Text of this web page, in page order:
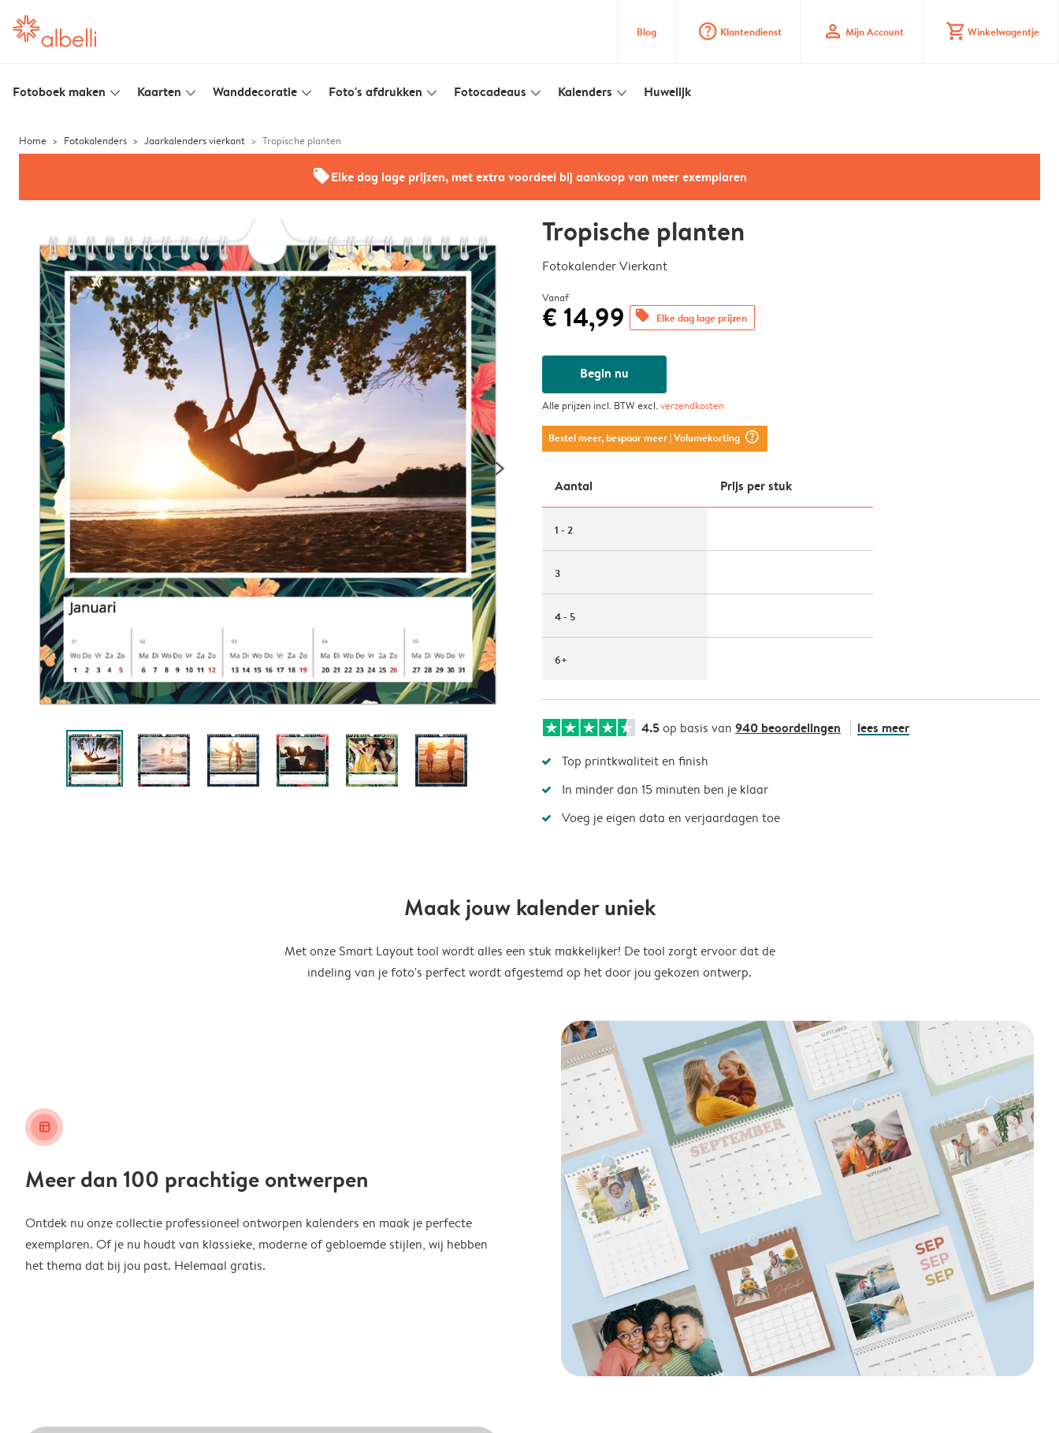
Blog question_mark_circle Klantendienst profile Mijn Account shopping_cart Winkelwagentje
Fotoboek maken slim_arrow_down Kaarten slim_arrow_down Wanddecoratie slim_arrow_down Foto's afdrukken slim_arrow_down Fotocadeaus slim_arrow_down Kalenders slim_arrow_down Huwelijk
Home Fotokalenders Jaarkalenders vierkant Tropische planten
offersElke dag lage prijzen, met extra voordeel bij aankoop van meer exemplaren
Tropische planten
Fotokalender Vierkant
Vanaf
€ 14,99 offers Elke dag lage prijzen
Begin nu
Alle prijzen incl. BTW excl.verzendkosten
Bestel meer, bespaar meer| Volumekorting question_mark_circle
Aantal Prijs per stuk
1 - 2
3
4 - 5
6+
4.5op basis van 940 beoordelingen lees meer
Top printkwaliteit en finish
In minder dan 15 minuten ben je klaar
Voeg je eigen data en verjaardagen toe
Maak jouw kalender uniek
Met onze Smart Layout tool wordt alles een stuk makkelijker! De tool zorgt ervoor dat de
indeling van je foto's perfect wordt afgestemd op het door jou gekozen ontwerp.
layout_alt
Meer dan 100 prachtige ontwerpen
Ontdek nu onze collectie professioneel ontworpen kalenders en maak je perfecte
exemplaren. Of je nu houdt van klassieke, moderne of gebloemde stijlen, wij hebben
het thema dat bij jou past. Helemaal gratis.